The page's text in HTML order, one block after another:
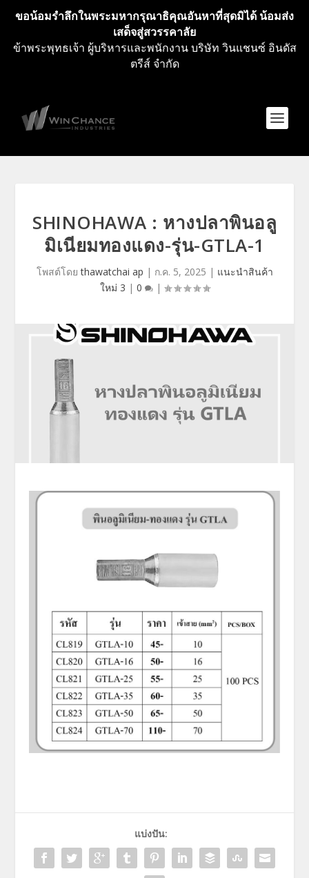
ขอน้อมรำลึกในพระมหากรุณาธิคุณอันหาที่สุดมิได้ น้อมส่ง
เสด็จสู่สวรรคาลัย
ข้าพระพุทธเจ้า ผู้บริหารและพนักงาน บริษัท วินแชนซ์ อินดัส
ตรีส์ จำกัด
SHINOHAWA : หางปลาพินอลู
มิเนียมทองแดง-รุ่น-GTLA-1
โพสต์โดยthawatchai ap | ก.ค. 5, 2025 | แนะนำสินค้า
ใหม่ 3 | 0 |
แบ่งปัน: